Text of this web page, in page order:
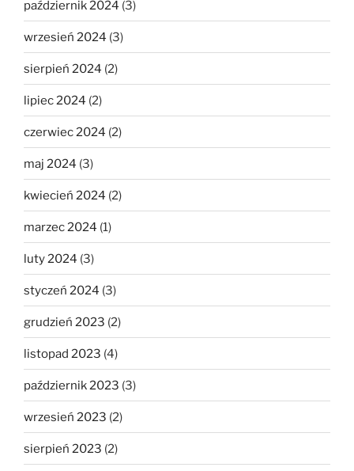
październik 2024 (3)
wrzesień 2024 (3)
sierpień 2024 (2)
lipiec 2024 (2)
czerwiec 2024 (2)
maj 2024 (3)
kwiecień 2024 (2)
marzec 2024 (1)
luty 2024 (3)
styczeń 2024 (3)
grudzień 2023 (2)
listopad 2023 (4)
październik 2023 (3)
wrzesień 2023 (2)
sierpień 2023 (2)